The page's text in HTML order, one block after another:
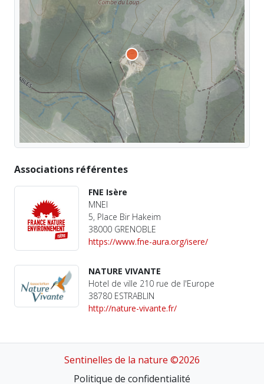
Associations référentes
FNE Isère
MNEI
5, Place Bir Hakeim
38000 GRENOBLE
https://www.fne-aura.org/isere/
NATURE VIVANTE
Hotel de ville 210 rue de l'Europe
38780 ESTRABLIN
http://nature-vivante.fr/
Sentinelles de la nature ©2026
Politique de confidentialité